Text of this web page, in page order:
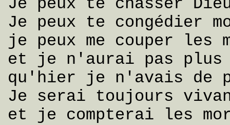
Je peux te chasser
Je peux te congédier
je peux me couper les
et je n'aurai pas plus
qu'hier je n'avais de
Je serai toujours
et je compterai les